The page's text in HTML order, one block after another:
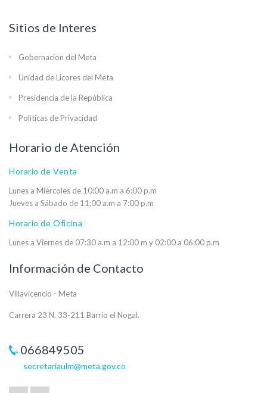
Sitios de Interes
Gobernacion del Meta
Unidad de Licores del Meta
Presidencia de la República
Politicas de Privacidad
Horario de Atención
Horario de Venta
Lunes a Miércoles de 10:00 a.m a 6:00 p.m
Jueves a Sábado de 11:00 a.m a 7:00 p.m
Horario de Oficina
Lunes a Viernes de 07:30 a.m a 12:00 m y 02:00 a 06:00 p.m
Información de Contacto
Villavicencio - Meta
Carrera 23 N. 33-211 Barrio el Nogal.
066849505
secretariaulm@meta.gov.co